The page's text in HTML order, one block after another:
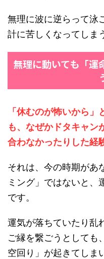
無理に波に逆らって泳
計に苦しくなってしま
無理に動いても「運
「休むのが怖いから
も、なぜかドタキャン
合わなかったりした経
それは、今の時期があ
ミング」ではないと、
です。
運気が落ちていたり乱
ご縁を繋ごうとしても
空回り」が起きてしま